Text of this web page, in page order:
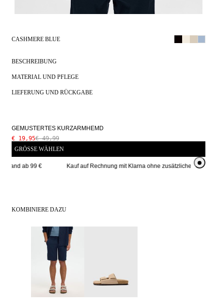
CASHMERE BLUE
BESCHREIBUNG
MATERIAL UND PFLEGE
LIEFERUNG UND RÜCKGABE
GEMUSTERTES KURZARMHEMD
€ 19,95€ 49,99
GRÖSSE WÄHLEN
ab 99 € Kauf auf Rechnung mit Klarna ohne zusätzliche Kosten
KOMBINIERE DAZU